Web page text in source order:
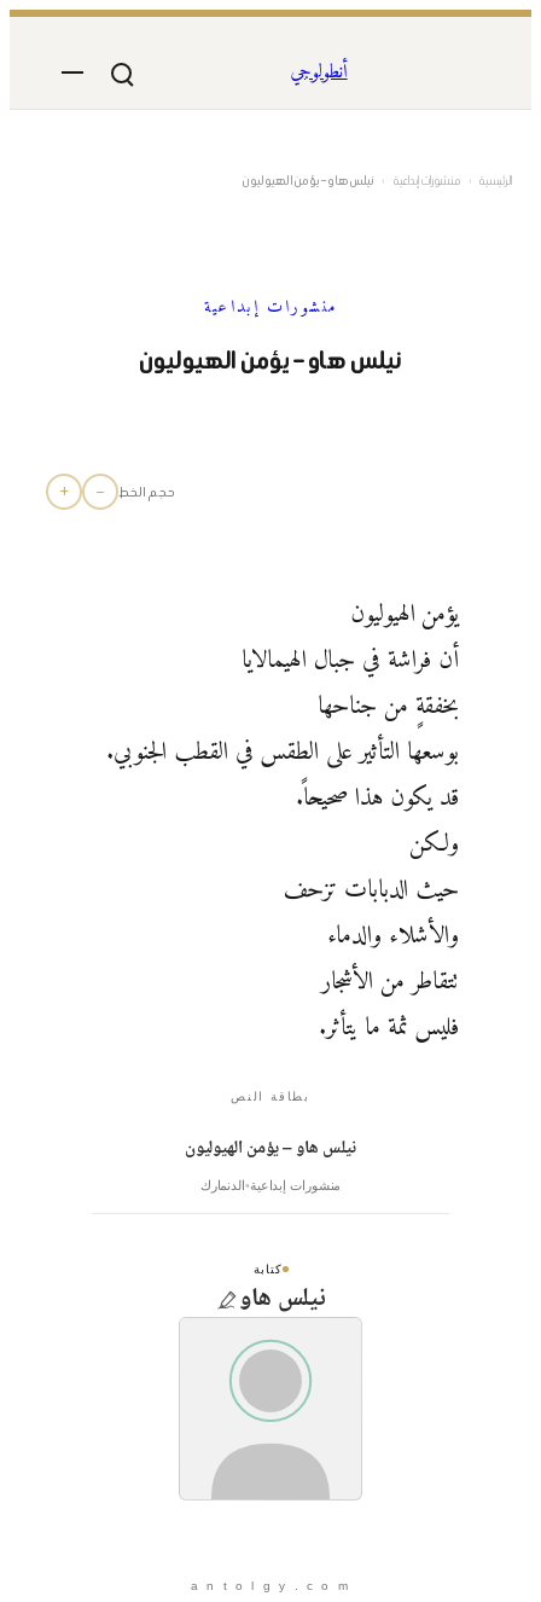
المحتوى
أنطولوجي
الرئيسية › منشورات إبداعية › نيلس هاو – يؤمن الهيوليون
منشورات إبداعية
نيلس هاو – يؤمن الهيوليون
حجم الخط −
+
يؤمن الهيوليون
أن فراشة في جبال الهيمالايا
بخفقةٍ من جناحها
بوسعها التأثير على الطقس في القطب الجنوبي.
قد يكون هذا صحيحاً.
ولكن
حيث الدبابات تزحف
والأشلاء والدماء
تتقاطر من الأشجار
فليس ثمة ما يتأثر.
بطاقة النص
نيلس هاو – يؤمن الهيوليون
منشورات إبداعية الدنمارك
كتابة
نيلس هاو
a n t o l g y . c o m